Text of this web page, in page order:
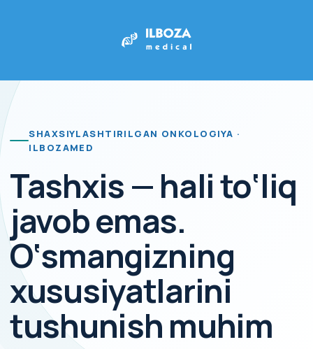
SHAXSIYLASHTIRILGAN ONKOLOGIYA ·
ILBOZAMED
Tashxis — hali to‘liq
javob emas.
O‘smangizning
xususiyatlarini
tushunish muhim